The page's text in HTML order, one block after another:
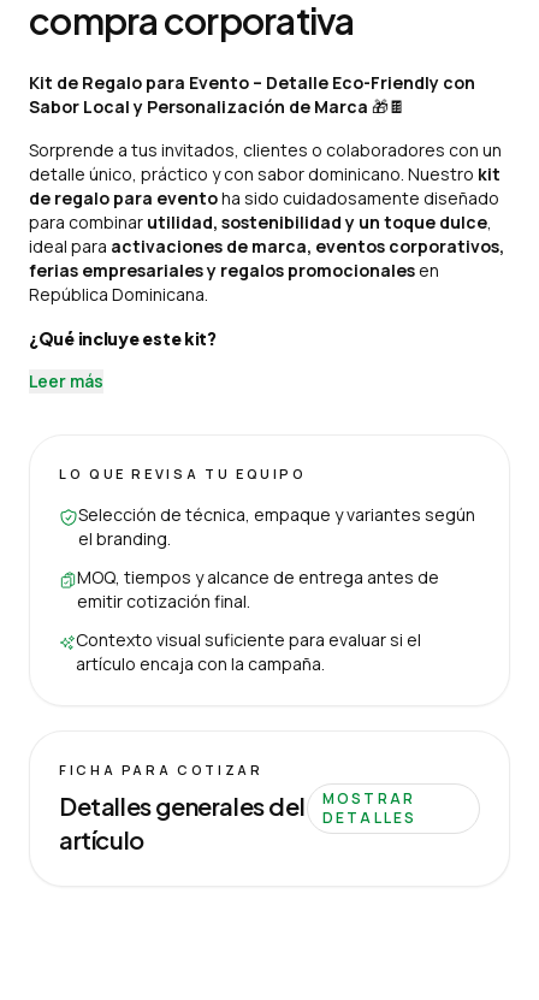
compra corporativa
Kit de Regalo para Evento – Detalle Eco-Friendly con
Sabor Local y Personalización de Marca 🎁🍫
Sorprende a tus invitados, clientes o colaboradores con un
detalle único, práctico y con sabor dominicano. Nuestro kit
de regalo para eventoha sido cuidadosamente diseñado
para combinar utilidad, sostenibilidad y un toque dulce
ideal para activaciones de marca, eventos corporativos,
ferias empresariales y regalos promocionales en
República Dominicana.
¿Qué incluye este kit?
Leer más
LO QUE REVISA TU EQUIPO
Selección de técnica, empaque y variantes según
el branding.
MOQ, tiempos y alcance de entrega antes de
emitir cotización final.
Contexto visual suficiente para evaluar si el
artículo encaja con la campaña.
FICHA PARA COTIZAR
Detalles generales del
artículo
MOSTRAR
DETALLES